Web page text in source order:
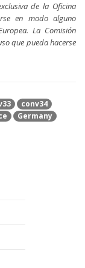
de la Oficina
en modo alguno
La Comisión
que pueda hacerse
conv34
Germany